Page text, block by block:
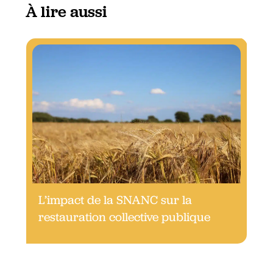
À lire aussi
L’impact de la SNANC sur la
restauration collective publique